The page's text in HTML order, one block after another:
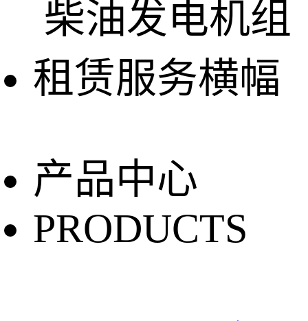
产品中心
PRODUCTS